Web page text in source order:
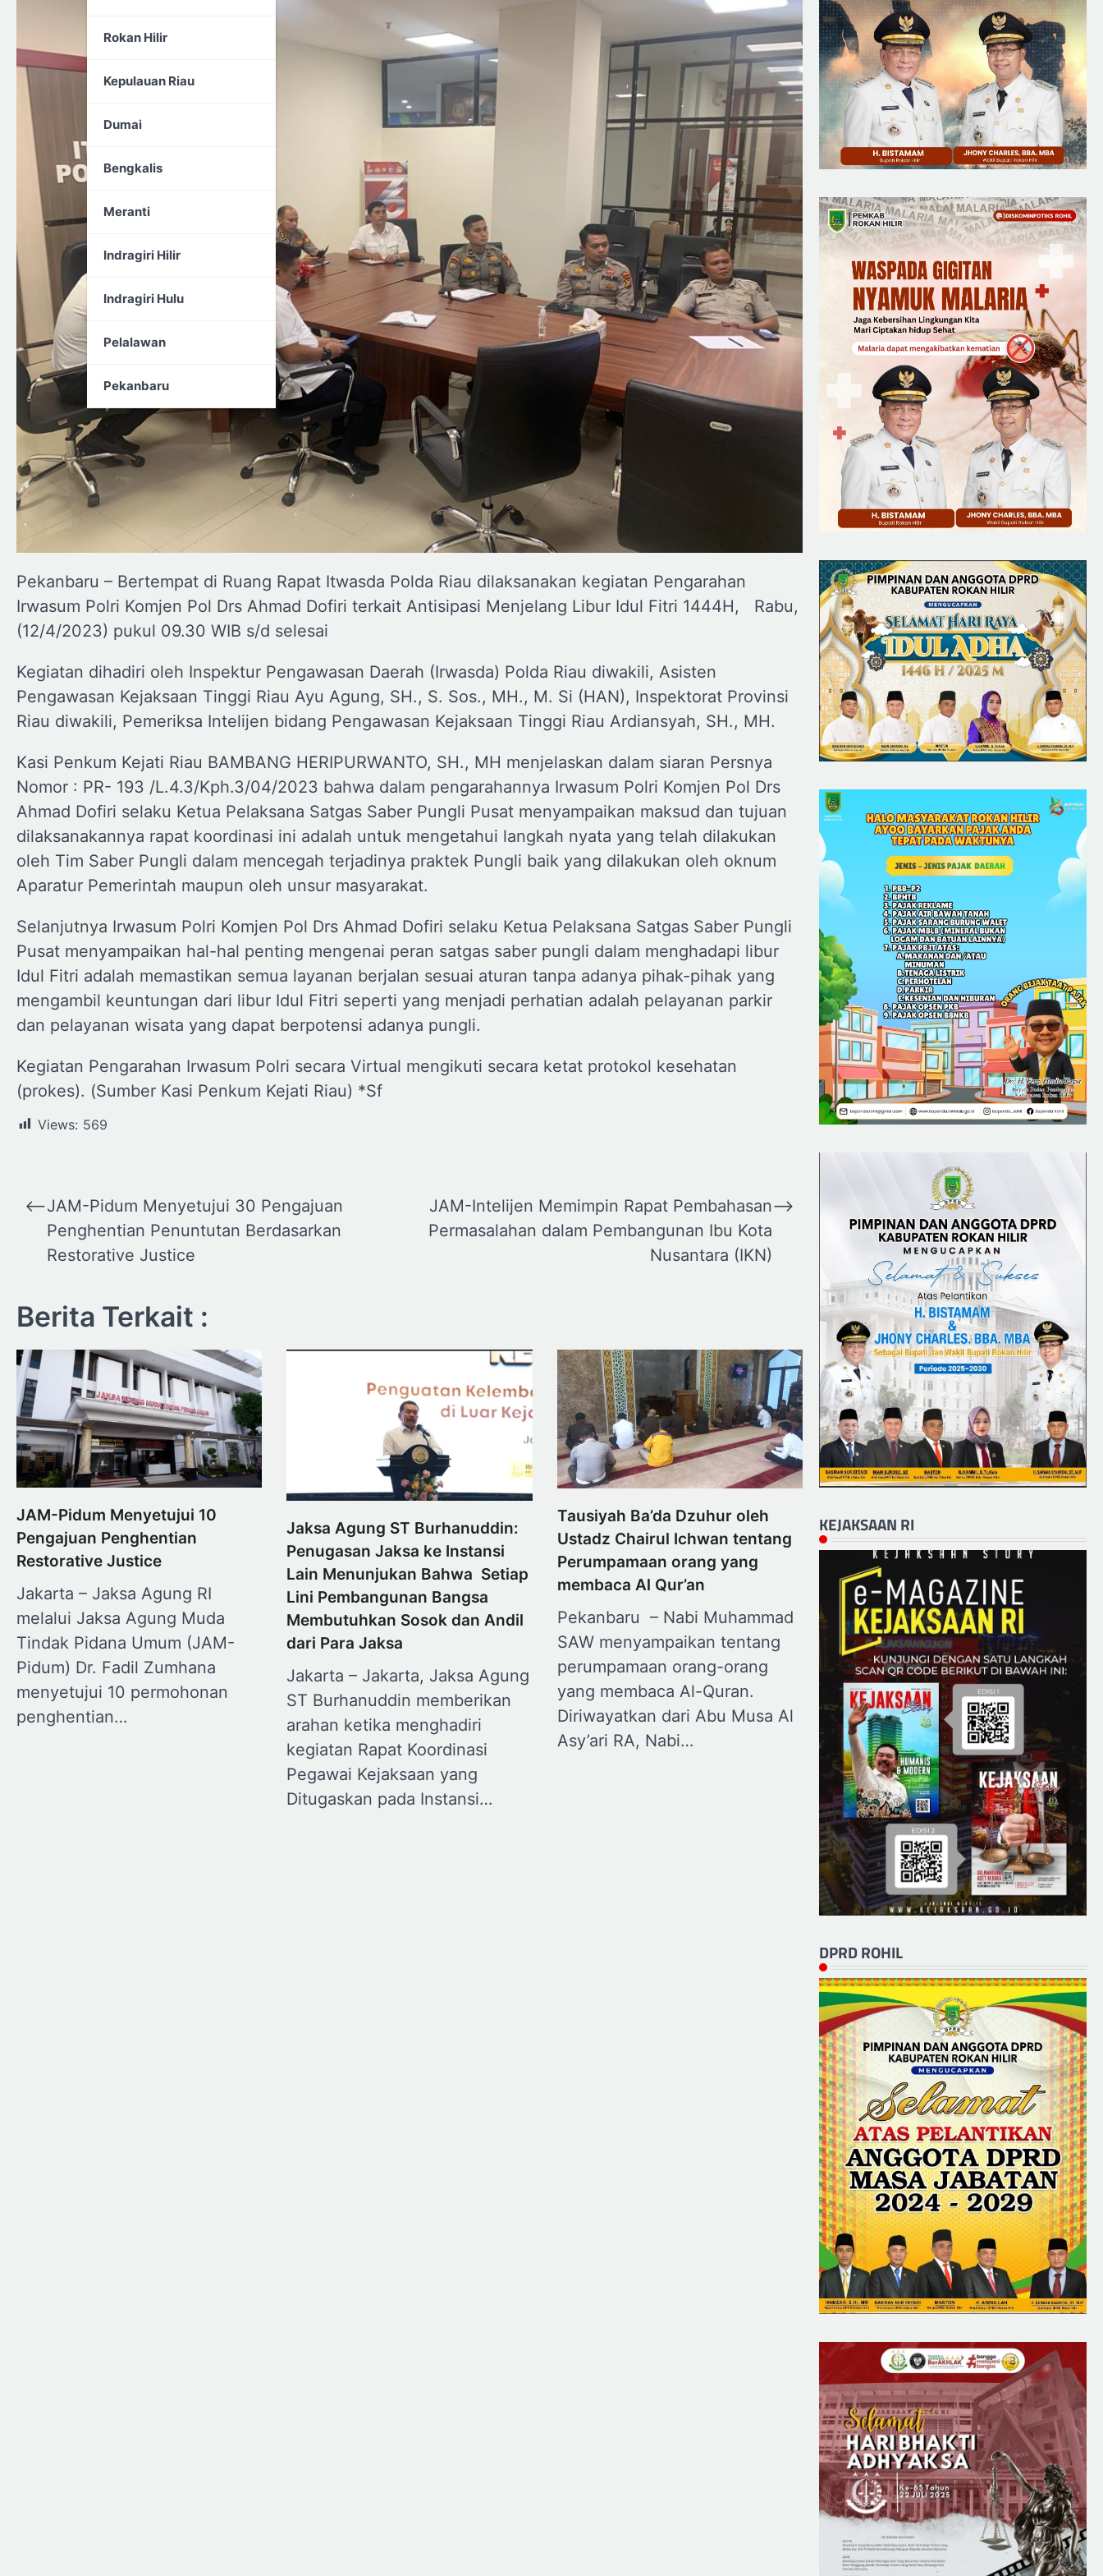
Rokan Hilir
Kepulauan Riau
Dumai
Bengkalis
Meranti
Indragiri Hilir
Indragiri Hulu
Pelalawan
Pekanbaru
Pekanbaru – Bertempat di Ruang Rapat Itwasda Polda Riau dilaksanakan kegiatan Pengarahan
Irwasum Polri Komjen Pol Drs Ahmad Dofiri terkait Antisipasi Menjelang Libur Idul Fitri 1444H, Rabu,
(12/4/2023) pukul 09.30 WIB s/d selesai
Kegiatan dihadiri oleh Inspektur Pengawasan Daerah (Irwasda) Polda Riau diwakili, Asisten
Pengawasan Kejaksaan Tinggi Riau Ayu Agung, SH., S. Sos., MH., M. Si (HAN), Inspektorat Provinsi
Riau diwakili, Pemeriksa Intelijen bidang Pengawasan Kejaksaan Tinggi Riau Ardiansyah, SH., MH.
Kasi Penkum Kejati Riau BAMBANG HERIPURWANTO, SH., MH menjelaskan dalam siaran Persnya
Nomor : PR- 193 /L.4.3/Kph.3/04/2023 bahwa dalam pengarahannya Irwasum Polri Komjen Pol Drs
Ahmad Dofiri selaku Ketua Pelaksana Satgas Saber Pungli Pusat menyampaikan maksud dan tujuan
dilaksanakannya rapat koordinasi ini adalah untuk mengetahui langkah nyata yang telah dilakukan
oleh Tim Saber Pungli dalam mencegah terjadinya praktek Pungli baik yang dilakukan oleh oknum
Aparatur Pemerintah maupun oleh unsur masyarakat.
Selanjutnya Irwasum Polri Komjen Pol Drs Ahmad Dofiri selaku Ketua Pelaksana Satgas Saber Pungli
Pusat menyampaikan hal-hal penting mengenai peran satgas saber pungli dalam menghadapi libur
Idul Fitri adalah memastikan semua layanan berjalan sesuai aturan tanpa adanya pihak-pihak yang
mengambil keuntungan dari libur Idul Fitri seperti yang menjadi perhatian adalah pelayanan parkir
dan pelayanan wisata yang dapat berpotensi adanya pungli.
Kegiatan Pengarahan Irwasum Polri secara Virtual mengikuti secara ketat protokol kesehatan
(prokes). (Sumber Kasi Penkum Kejati Riau) *Sf
Views: 569
Navigasi
pos
⟵JAM-Pidum Menyetujui 30 Pengajuan
Penghentian Penuntutan Berdasarkan
Restorative Justice
JAM-Intelijen Memimpin Rapat Pembahasan
Permasalahan dalam Pembangunan Ibu Kota
Nusantara (IKN)
⟶
Berita Terkait :
JAM-Pidum Menyetujui 10
Pengajuan Penghentian
Restorative Justice
Jakarta – Jaksa Agung RI
melalui Jaksa Agung Muda
Tindak Pidana Umum (JAM-
Pidum) Dr. Fadil Zumhana
menyetujui 10 permohonan
penghentian…
Jaksa Agung ST Burhanuddin:
Penugasan Jaksa ke Instansi
Lain Menunjukan Bahwa Setiap
Lini Pembangunan Bangsa
Membutuhkan Sosok dan Andil
dari Para Jaksa
Jakarta – Jakarta, Jaksa Agung
ST Burhanuddin memberikan
arahan ketika menghadiri
kegiatan Rapat Koordinasi
Pegawai Kejaksaan yang
Ditugaskan pada Instansi…
Tausiyah Ba’da Dzuhur oleh
Ustadz Chairul Ichwan tentang
Perumpamaan orang yang
membaca Al Qur’an
Pekanbaru – Nabi Muhammad
SAW menyampaikan tentang
perumpamaan orang-orang
yang membaca Al-Quran.
Diriwayatkan dari Abu Musa Al
Asy’ari RA, Nabi…
KEJAKSAAN RI
DPRD ROHIL